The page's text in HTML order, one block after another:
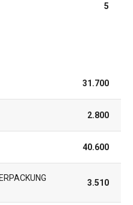
5
31.700
2.800
40.600
(
3.510